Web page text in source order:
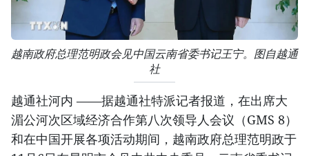
越南政府总理范明政会见中国云南省委书记王宁。图自越通
社
越通社河内 ——据越通社特派记者报道，在出席大
湄公河次区域经济合作第八次领导人会议（GMS 8）
和在中国开展各项活动期间，越南政府总理范明政于